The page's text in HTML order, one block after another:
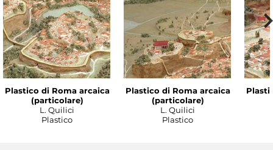
Plastico di Roma arcaica
(particolare)
L. Quilici
Plastico
Plastico di Roma arcaica
(particolare)
L. Quilici
Plastico